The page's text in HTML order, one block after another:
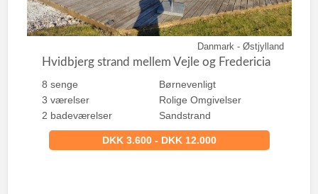
Danmark - Østjylland
Hvidbjerg strand mellem Vejle og Fredericia
8 senge
3 værelser
2 badeværelser
Børnevenligt
Rolige Omgivelser
Sandstrand
DKK 3.600 - DKK 12.000